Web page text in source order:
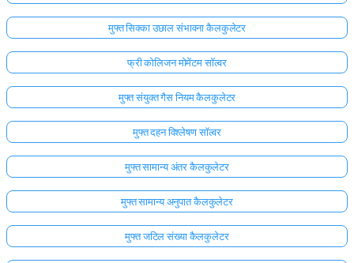
मुफ्त सिक्का उछाल संभावना कैलकुलेटर
फ्री कोलिजन मोमेंटम सॉल्वर
मुफ्त संयुक्त गैस नियम कैलकुलेटर
मुफ्त दहन विश्लेषण सॉल्वर
मुफ्त सामान्य अंतर कैलकुलेटर
मुफ्त सामान्य अनुपात कैलकुलेटर
मुफ्त जटिल संख्या कैलकुलेटर